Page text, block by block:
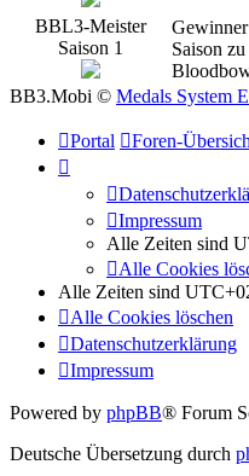
BBL3-Meister
Saison 1
Saison zu
BB3.Mobi © Medals System
Portal Foren-
Impressum
Alle Zeiten sind
Alle Cookies
Alle Zeiten sind
Alle Cookies löschen
Datenschutzerklärung
Impressum
Powered by phpBB® Forum
Deutsche Übersetzung durch